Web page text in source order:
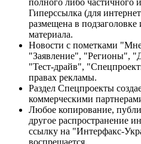
полного либо частичного
Гиперссылка (для
размещена в
материала.
Новости с пометками
"Заявление", "Регионы",
"Тест-драйв",
правах рекламы.
Раздел Спецпроекты
коммерческими
Любое копирование,
другое распространение
ссылку на "Интерфакс-